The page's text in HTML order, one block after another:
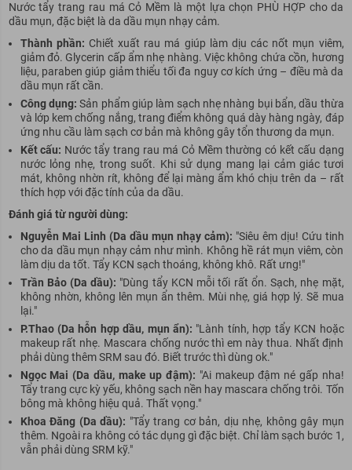
Nước tẩy trang rau má Cỏ Mềm là một lựa chọn PHÙ HỢP cho da
dầu mụn, đặc biệt là da dầu mụn nhạy cảm.
Thành phần: Chiết xuất rau má giúp làm dịu các nốt mụn viêm,
giảm đỏ. Glycerin cấp ẩm nhẹ nhàng. Việc không chứa cồn, hương
liệu, paraben giúp giảm thiểu tối đa nguy cơ kích ứng – điều mà da
dầu mụn rất cần.
Công dụng: Sản phẩm giúp làm sạch nhẹ nhàng bụi bẩn, dầu thừa
và lớp kem chống nắng, trang điểm không quá dày hàng ngày, đáp
ứng nhu cầu làm sạch cơ bản mà không gây tổn thương da mụn.
Kết cấu: Nước tẩy trang rau má Cỏ Mềm thường có kết cấu dạng
nước lỏng nhẹ, trong suốt. Khi sử dụng mang lại cảm giác tươi
mát, không nhờn rít, không để lại màng ẩm khó chịu trên da – rất
thích hợp với đặc tính của da dầu.
Đánh giá từ người dùng:
Nguyễn Mai Linh (Da dầu mụn nhạy cảm): "Siêu êm dịu! Cứu tinh
cho da dầu mụn nhạy cảm như mình. Không hề rát mụn viêm, còn
làm dịu da tốt. Tẩy KCN sạch thoáng, không khô. Rất ưng!"
Trần Bảo (Da dầu): "Dùng tẩy KCN mỗi tối rất ổn. Sạch, nhẹ mặt,
không nhờn, không lên mụn ẩn thêm. Mùi nhẹ, giá hợp lý. Sẽ mua
lại."
P.Thao (Da hỗn hợp dầu, mụn ẩn): "Lành tính, hợp tẩy KCN hoặc
makeup rất nhẹ. Mascara chống nước thì em này thua. Nhất định
phải dùng thêm SRM sau đó. Biết trước thì dùng ok."
Ngọc Mai (Da dầu, make up đậm): "Ai makeup đậm né gấp nha!
Tẩy trang cực kỳ yếu, không sạch nền hay mascara chống trôi. Tốn
bông mà không hiệu quả. Thất vọng."
Khoa Đăng (Da dầu): "Tẩy trang cơ bản, dịu nhẹ, không gây mụn
thêm. Ngoài ra không có tác dụng gì đặc biệt. Chỉ làm sạch bước 1,
vẫn phải dùng SRM kỹ."